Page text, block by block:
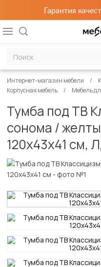
Гарантия
Интернет-магазин мебели
Корпусная мебель
Мебель
Тумба под ТВ
сонома /
120х43х41 см,